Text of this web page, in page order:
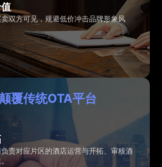
双方可见，规避低价冲击品牌形象风
覆传统OTA平台
责对应片区的酒店运营与开拓、审核酒